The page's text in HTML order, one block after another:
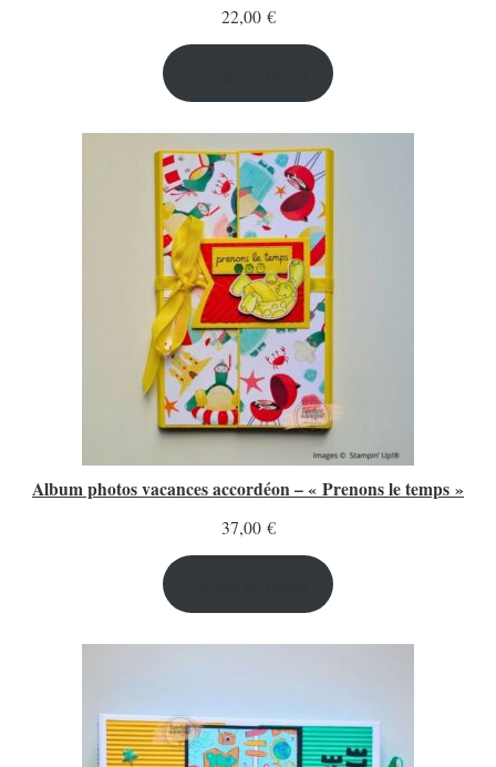
22,00 €
Album photos vacances accordéon – « Prenons le temps »
37,00 €